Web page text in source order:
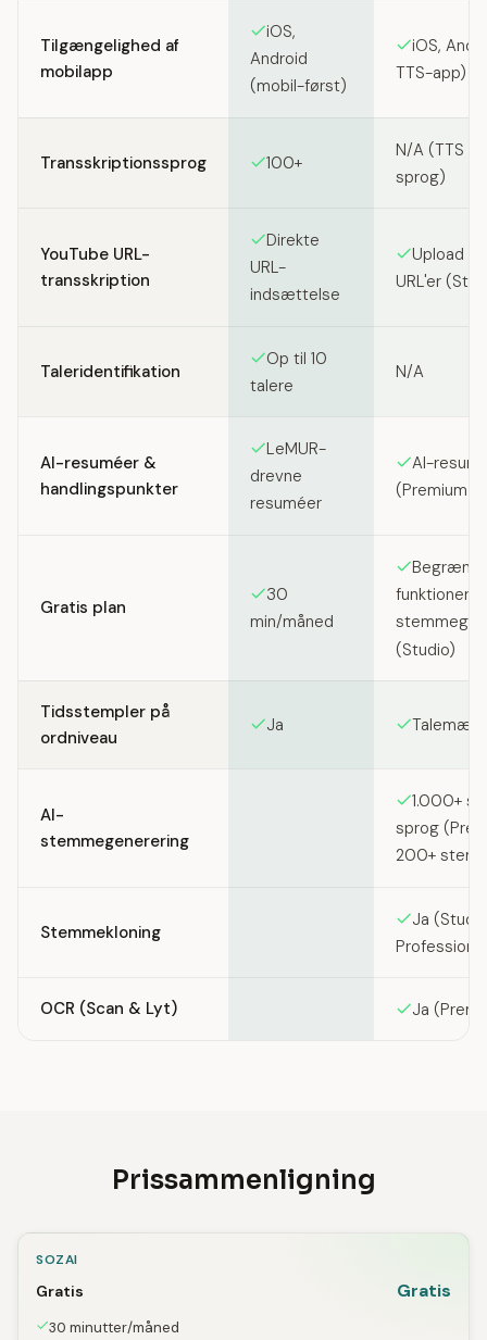
Tilgængelighed af
mobilapp
iOS,
Android
(mobil-først)
iOS,
TTS-app)
Transskriptionssprog 100+
N/A (TTS
sprog)
YouTube URL-
transskription
Direkte
URL-
indsættelse
Upload
URL'er
Taleridentifikation
Op til 10
talere
N/A
AI-resuméer &
handlingspunkter
LeMUR-
drevne
resuméer
AI-
(Premium
Gratis plan
30
min/måned
funktioner;
(Studio)
Tidsstempler på
ordniveau
Ja
AI-
stemmegenerering
1.000+
sprog
200+
Stemmekloning
Ja (Studio
OCR (Scan & Lyt) Ja
Prissammenligning
SOZAI
Gratis Gratis
30 minutter/måned